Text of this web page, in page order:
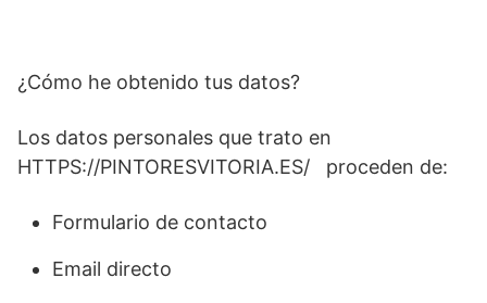
¿Cómo he obtenido tus datos?
Los datos personales que trato en
HTTPS://PINTORESVITORIA.ES/ proceden de:
Formulario de contacto
Email directo